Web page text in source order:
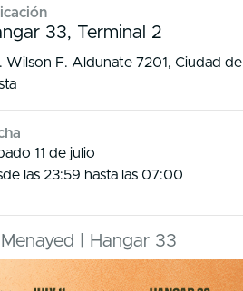
33, Terminal 2
Wilson F. Aldunate 7201, Ciudad de
11 de julio
las 23:59 hasta las 07:00
| Hangar 33